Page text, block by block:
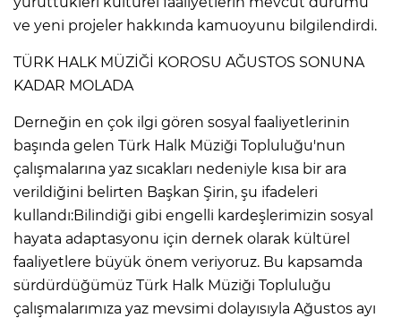
ve yeni projeler hakkında kamuoyunu bilgilendirdi.
​TÜRK HALK MÜZİĞİ KOROSU AĞUSTOS SONUNA
KADAR MOLADA
​Derneğin en çok ilgi gören sosyal faaliyetlerinin
başında gelen Türk Halk Müziği Topluluğu'nun
çalışmalarına yaz sıcakları nedeniyle kısa bir ara
verildiğini belirten Başkan Şirin, şu ifadeleri
kullandı:Bilindiği gibi engelli kardeşlerimizin sosyal
hayata adaptasyonu için dernek olarak kültürel
faaliyetlere büyük önem veriyoruz. Bu kapsamda
sürdürdüğümüz Türk Halk Müziği Topluluğu
çalışmalarımıza yaz mevsimi dolayısıyla Ağustos ayı